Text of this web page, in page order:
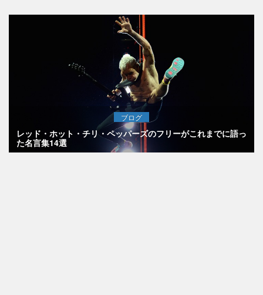
ブログ
レッド・ホット・チリ・ペッパーズのフリーがこれまでに語っ
た名言集14選